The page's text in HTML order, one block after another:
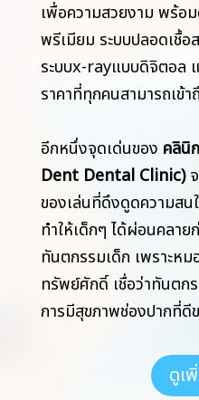
เพื่อความสวยงาม พร้อ
พรีเมียม ระบบปลอดเชื้อ
ระบบx-rayแบบดิจิตอล
ราคาที่ทุกคนสามารถเข้า
อีกหนึ่งจุดเด่นของ คลินิ
Dent Dental Clinic)จ
ของเล่นที่ดึงดูดความสน
ทำให้เด็กๆ ได้ผ่อนคลาย
ทันตกรรมเด็ก เพราะห
ทรัพย์ศักดิ์ เชื่อว่าทันตก
การมีสุขภาพช่องปากที่ดี
ดูเ